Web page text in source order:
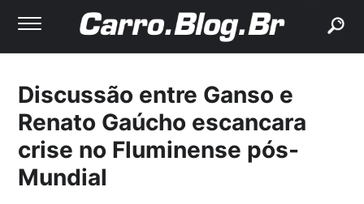
Discussão entre Ganso e
Renato Gaúcho escancara
crise no Fluminense pós-
Mundial